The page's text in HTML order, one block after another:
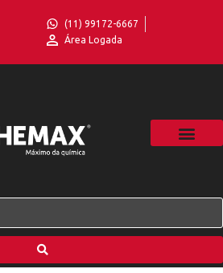
(11) 99172-6667
Área Logada